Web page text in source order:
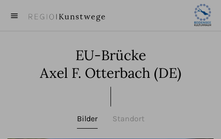
menu
close
KUNST
KÜNSTLER
BEITRÄGE
EU-Brücke
Axel F. Otterbach (DE)
Bilder Standort